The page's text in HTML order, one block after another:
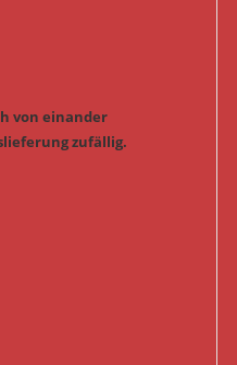
von einander
zufällig.